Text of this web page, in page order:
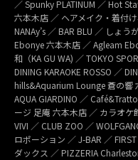
／ Spunky PLATINUM ／ Hot
六本木店 ／ ヘアメイク・着付
NANAy’s ／ BAR BLU ／ しょう
Ebonye 六本木店 ／ Agleam
和（KA GU WA) ／ TOKYO
DINING KARAOKE ROSSO ／
hills&Aquarium Lounge 蒼の響
AQUA GIARDINO ／
ージ 足庵 六本木店 ／ カラオ
VIVI ／ CLUB ZOO ／
ロポーション ／ J-BAR ／
ダックス ／ PIZZERIA